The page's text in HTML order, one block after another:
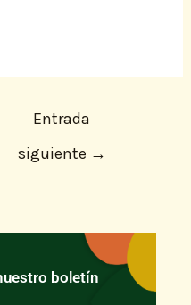
Entrada
siguiente →
boletín